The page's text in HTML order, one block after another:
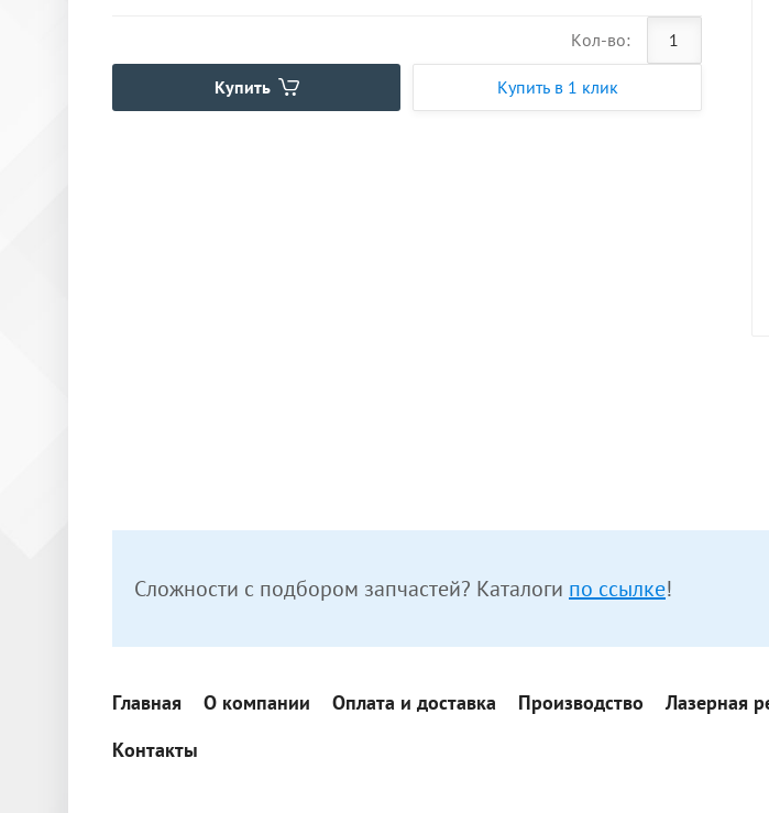
Кол-во:
Купить Купить в 1 клик
Сложности с подбором запчастей? Каталоги по ссылке!
Главная О компании Оплата и доставка Производство Лазерная
Контакты